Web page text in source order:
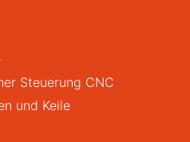
Steuerung CNC
und Keile